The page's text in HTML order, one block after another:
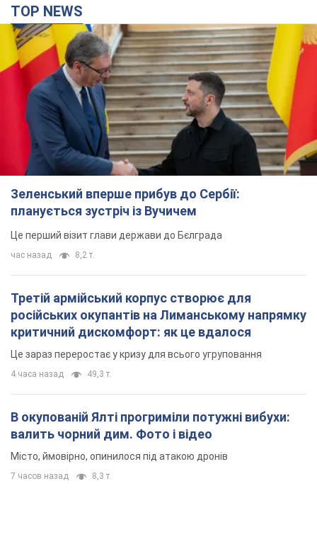
TOP NEWS
Зеленський вперше прибув до Сербії:
планується зустріч із Вучичем
Це перший візит глави держави до Бєлграда
час назад 8,2 т.
Третій армійський корпус створює для
російських окупантів на Лиманському напрямку
критичний дискомфорт: як це вдалося
Це зараз переростає у кризу для всього угруповання
4 часа назад 49,3 т.
В окупованій Ялті прогриміли потужні вибухи:
валить чорний дим. Фото і відео
Місто, ймовірно, опинилося під атакою дронів
7 часов назад 8,3 т.